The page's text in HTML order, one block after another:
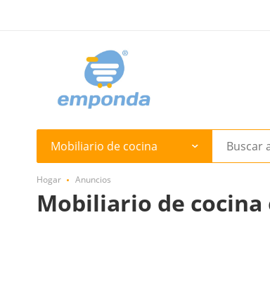
Mobiliario de cocina
Hogar Anuncios
Mobiliario de cocina